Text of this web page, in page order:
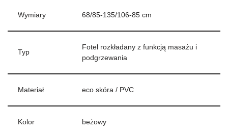
Wymiary 68/85-135/106-85 cm
Typ
Fotel rozkładany z funkcją masażu i
podgrzewania
Materiał eco skóra / PVC
Kolor beżowy